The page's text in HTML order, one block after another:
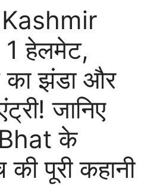
हेलमेट,
का झंडा और
जानिए
के
पूरी कहानी